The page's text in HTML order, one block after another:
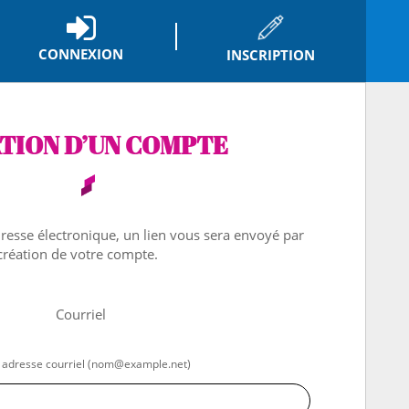
CONNEXION INSCRIPTION
D’UN COMPTE
électronique, un lien vous sera envoyé par
de votre compte.
Courriel
*
courriel (nom@example.net)